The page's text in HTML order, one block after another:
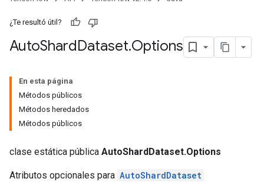
¿Te resultó útil?
AutoShardDataset.Options
En esta página
Métodos públicos
Métodos heredados
Métodos públicos
clase estática pública AutoShardDataset.Options
Atributos opcionales para AutoShardDataset